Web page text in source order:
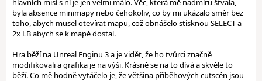
hlavních misí s ní je jen velmi málo. Věc, která mě nadmíru štvala,
byla absence minimapy nebo čehokoliv, co by mi ukázalo směr bez
toho, abych musel otevírat mapu, což obnášelo stisknou SELECT a
2x LB abych se k mapě dostal.
Hra běží na Unreal Enginu 3 a je vidět, že ho tvůrci značně
modifikovali a grafika je na výši. Krásně se na to dívá a skvěle to
běží. Co mě hodně vytáčelo je, že většina příběhových cutscén jsou